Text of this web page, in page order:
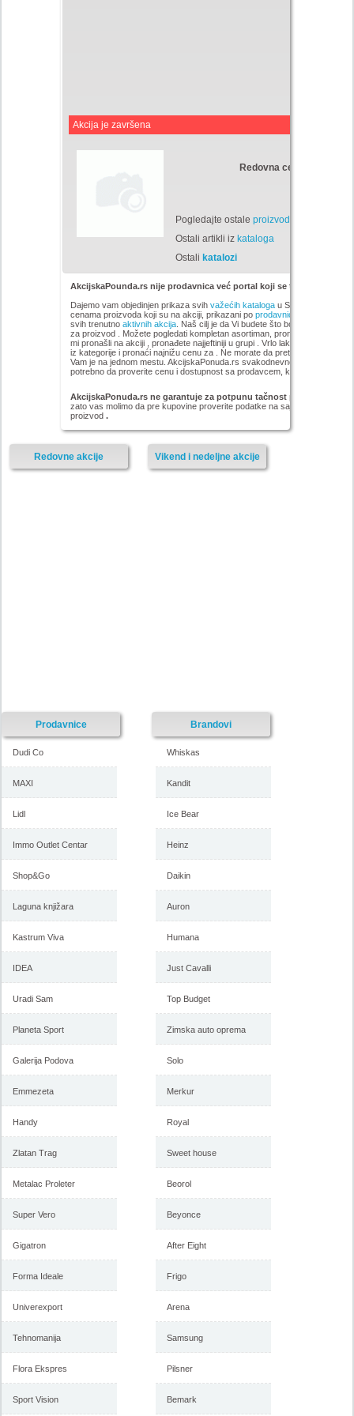
Akcija je završena
Redovna cena:
Pogledajte ostale proizvode
Ostali artikli iz kataloga
Ostali katalozi
AkcijskaPounda.rs nije prodavnica već portal koji se trudi da uštedi
Dajemo vam objedinjen prikaza svih važećih katalogau Srbiji, sa
cenama proizvoda koji su na akciji, prikazani po prodavnicama
svih trenutno aktivnih akcija. Naš cilj je da Vi budete što bolje informisani
za proizvod
. Možete pogledati kompletan asortiman, pronađete i
mi pronašli na akciji
, pronađete najjeftiniji u grupi . Vrlo lako možete
iz kategorije i pronaći najnižu cenu za . Ne morate da pretražujete sve
Vam je na jednom mestu. AkcijskaPonuda.rs svakodnevno ažurira cene
potrebno da proverite cenu i dostupnost sa prodavcem, kao i načinu
AkcijskaPonuda.rs ne garantuje za potpunu tačnost podataka iz
zato vas molimo da pre kupovine proverite podatke na sajtu proizvođača
proizvod .
Vikend i nedeljne akcije
Redovne akcije
Prodavnice
Dudi Co
MAXI
Lidl
Immo Outlet Centar
Shop&Go
Laguna knjižara
Kastrum Viva
IDEA
Uradi Sam
Planeta Sport
Galerija Podova
Emmezeta
Handy
Zlatan Trag
Metalac Proleter
Super Vero
Gigatron
Forma Ideale
Univerexport
Tehnomanija
Flora Ekspres
Sport Vision
Brandovi
Whiskas
Kandit
Ice Bear
Heinz
Daikin
Auron
Humana
Just Cavalli
Top Budget
Zimska auto oprema
Solo
Merkur
Royal
Sweet house
Beorol
Beyonce
After Eight
Frigo
Arena
Samsung
Pilsner
Bemark